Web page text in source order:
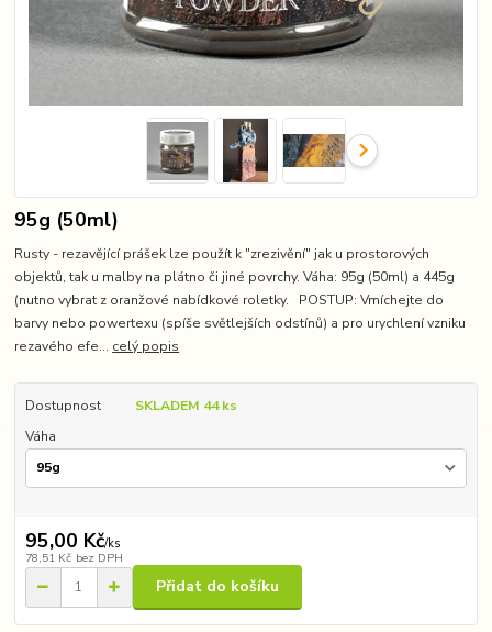
95g (50ml)
Rusty - rezavějící prášek lze použít k "zrezivění" jak u prostorových
objektů, tak u malby na plátno či jiné povrchy. Váha: 95g (50ml) a 445g
(nutno vybrat z oranžové nabídkové roletky. POSTUP: Vmíchejte do
barvy nebo powertexu (spíše světlejších odstínů) a pro urychlení vzniku
rezavého efe... celý popis
Dostupnost
SKLADEM 44 ks
Váha
95,00 Kč/ks
78,51 Kč bez DPH
Přidat do košíku